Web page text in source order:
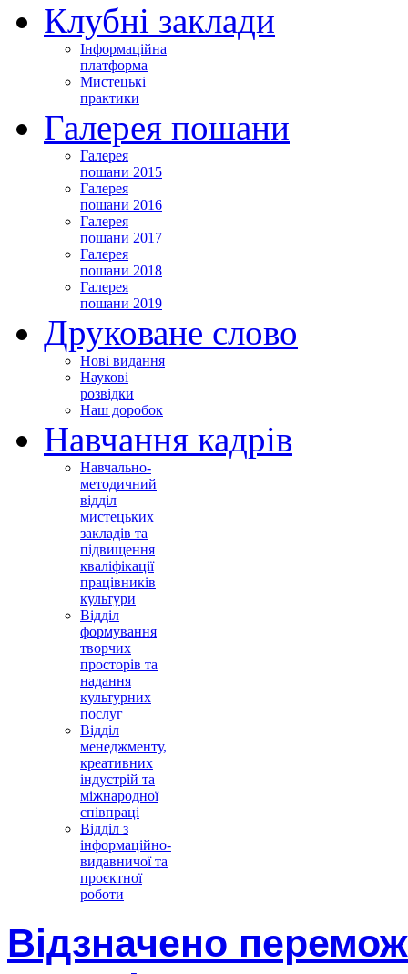
Клубні заклади
Інформаційна
платформа
Мистецькі
практики
Галерея пошани
Галерея
пошани 2015
Галерея
пошани 2016
Галерея
пошани 2017
Галерея
пошани 2018
Галерея
пошани 2019
Друковане слово
Нові видання
Наукові
розвідки
Наш доробок
Навчання кадрів
Навчально-
методичний
відділ
мистецьких
закладів та
підвищення
кваліфікації
працівників
культури
Відділ
формування
творчих
просторів та
надання
культурних
послуг
Відділ
менеджменту,
креативних
індустрій та
міжнародної
співпраці
Відділ з
інформаційно-
видавничої та
проєктної
роботи
Відзначено